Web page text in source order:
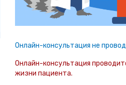
Онлайн-консультация не
Онлайн-консультация
жизни пациента.